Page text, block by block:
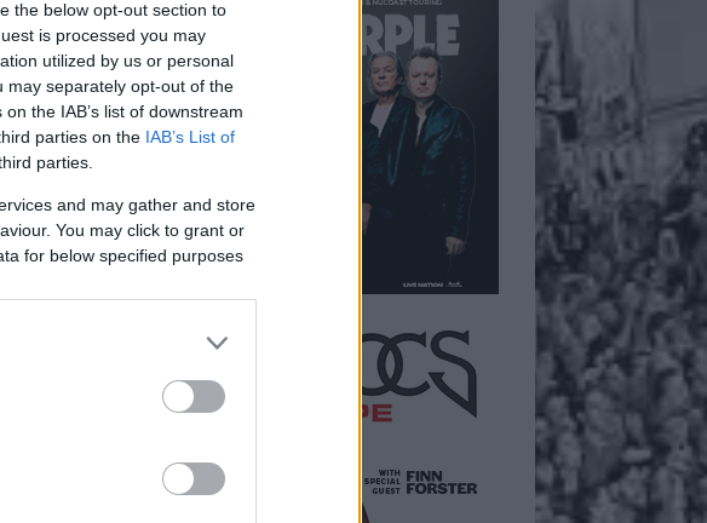
the below opt-out section to
is processed you may
utilized by us or personal
may separately opt-out of the
the IAB’s list of downstream
parties on the IAB’s List of
parties.
and may gather and store
You may click to grant or
for below specified purposes